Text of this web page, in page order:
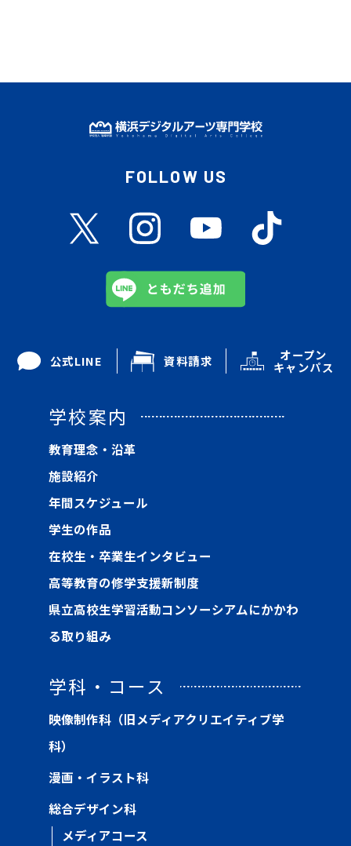
FOLLOW US
公式LINE 資料請求 オープン
キャンパス
学校案内
教育理念・沿革
施設紹介
年間スケジュール
学生の作品
在校生・卒業生インタビュー
高等教育の修学支援新制度
県立高校生学習活動コンソーシアムにかかわ
る取り組み
学科・コース
映像制作科（旧メディアクリエイティブ学
科）
漫画・イラスト科
総合デザイン科
メディアコース